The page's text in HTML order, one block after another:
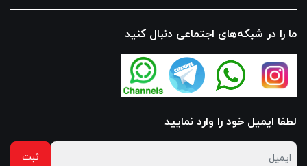
ما را در شبکه‌های اجتماعی دنبال کنید
لطفا ایمیل خود را وارد نمایید